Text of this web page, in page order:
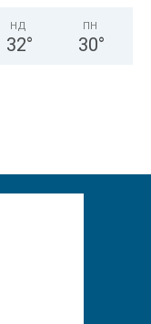
НД
32°
ПН
30°